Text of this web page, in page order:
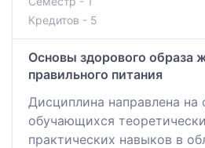
Кредитов - 5
Основы здорового образа
правильного питания
Дисциплина направлена
обучающихся
практических навыков в